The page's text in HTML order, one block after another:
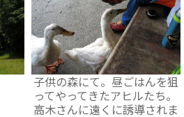
子供の森にて。昼ごはんを狙
ってやってきたアヒルたち。
高木さんに遠くに誘導されま